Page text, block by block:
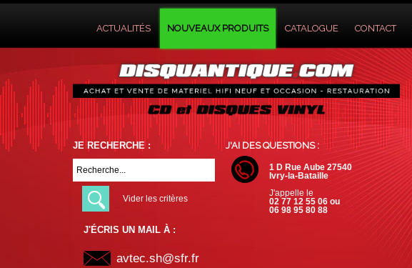
ACTUALITÉS NOUVEAUX PRODUITS CATALOGUE CONTACT
JE RECHERCHE :
Vider les critères
J'AI DES QUESTIONS :
1 D Rue Aube 27540
Ivry-la-Bataille
J'appelle le
02 77 12 55 06 ou
06 98 95 80 88
J'ÉCRIS UN MAIL À :
avtec.sh@sfr.fr